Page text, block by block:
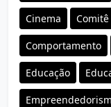
Cinema
Comportamento
Educação